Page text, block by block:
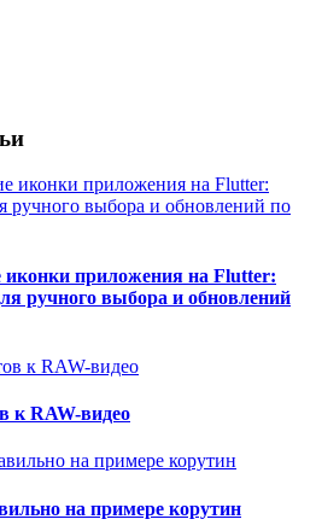
иконки приложения на Flutter:
ручного выбора и обновлений
к RAW-видео
на примере корутин